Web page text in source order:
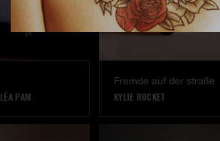
LÉA PAM
Fremde auf der straße
KYLIE ROCKET